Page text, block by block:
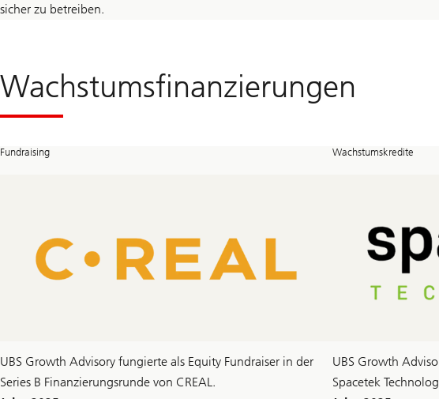
sicher zu betreiben.
Wachstumsfinanzierungen
Fundraising
UBS Growth Advisory fungierte als Equity Fundraiser in der
Series B Finanzierungsrunde von CREAL.
Wachstumskredite
UBS Growth
Spacetek